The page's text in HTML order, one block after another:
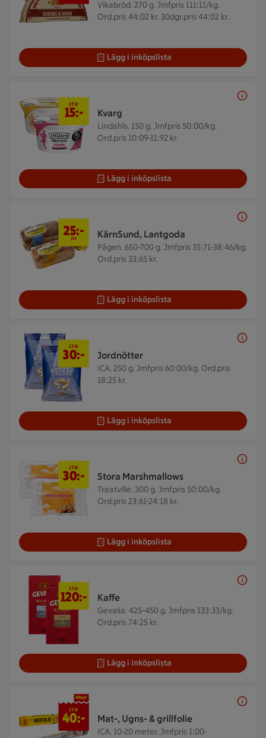
Vikabröd. 270 g. Jmfpris 111:11/kg.
Ord.pris 44:02 kr. 30dgr.pris 44:02 kr.
Lägg i inköpslista
Kvarg
Lindahls. 150 g. Jmfpris 50:00/kg.
Ord.pris 10:09-11:92 kr.
2 för 15 kr
2 för
15:-
Lägg i inköpslista
KärnSund, Lantgoda
Pågen. 650-700 g. Jmfpris 35:71-38:46/kg.
Ord.pris 33:65 kr.
25 kr/st
25:-
/st
Lägg i inköpslista
Jordnötter
ICA. 250 g. Jmfpris 60:00/kg. Ord.pris
18:25 kr.
2 för 30 kr
2 för
30:-
Lägg i inköpslista
Stora Marshmallows
Treatville. 300 g. Jmfpris 50:00/kg.
Ord.pris 23:61-24:18 kr.
2 för 30 kr
2 för
30:-
Lägg i inköpslista
Kaffe
Gevalia. 425-450 g. Jmfpris 133:33/kg.
Ord.pris 74:25 kr.
2 för 120 kr
2 för
120:-
Lägg i inköpslista
Mat-, Ugns- & grillfolie
ICA. 10-20 meter. Jmfpris 1:00-
2 för 40 kr
2 för
40:-